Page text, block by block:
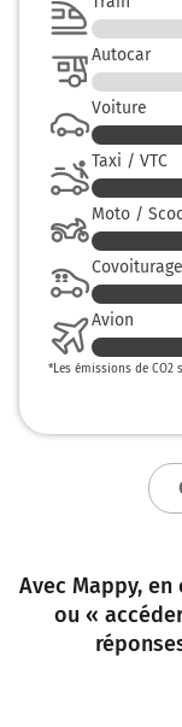
Autocar
Voiture
Taxi / VTC
Moto /
Covoiturage
Avion
*Les émissions de
Avec Mappy,
ou «